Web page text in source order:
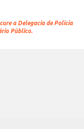
a Delegacia de Polícia
Público.